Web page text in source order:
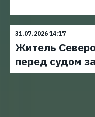
31.07.2026 14:17
Житель
перед судом